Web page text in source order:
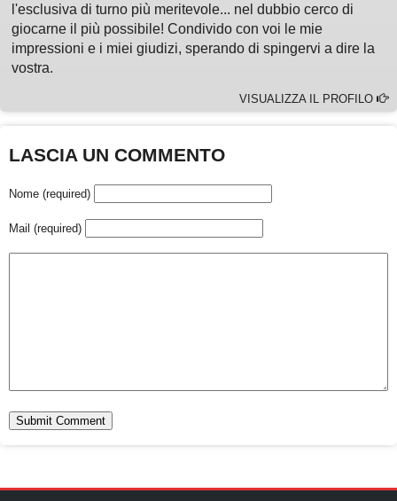
l'esclusiva di turno più meritevole... nel dubbio cerco di
giocarne il più possibile! Condivido con voi le mie
impressioni e i miei giudizi, sperando di spingervi a dire la
vostra.
VISUALIZZA IL PROFILO
LASCIA UN COMMENTO
Nome (required)
Mail (required)